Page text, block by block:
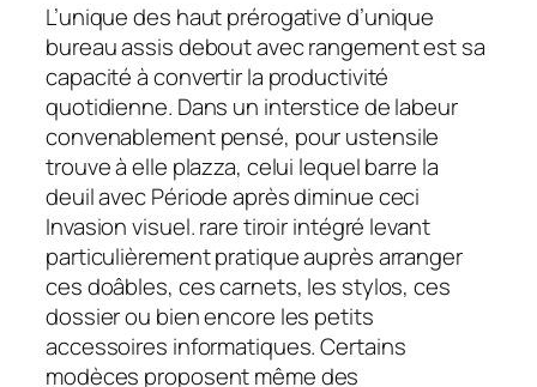
L’unique des haut prérogative d’unique
bureau assis debout avec rangement est sa
capacité à convertir la productivité
quotidienne. Dans un interstice de labeur
convenablement pensé, pour ustensile
trouve à elle plazza, celui lequel barre la
deuil avec Période après diminue ceci
Invasion visuel. rare tiroir intégré levant
particulièrement pratique auprès arranger
ces doâbles, ces carnets, les stylos, ces
dossier ou bien encore les petits
accessoires informatiques. Certains
modèces proposent même des